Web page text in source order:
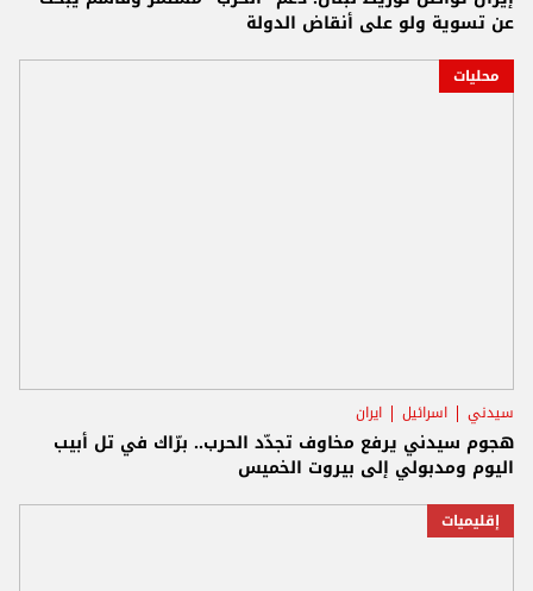
عن تسوية ولو على أنقاض الدولة
محليات
سيدني اسرائيل ايران
هجوم سيدني يرفع مخاوف تجدّد الحرب.. برّاك في تل أبيب
اليوم ومدبولي إلى بيروت الخميس
إقليميات